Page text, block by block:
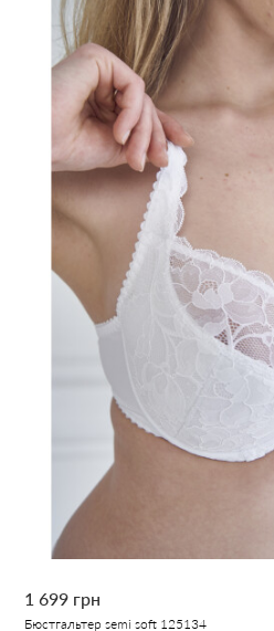
1 699 грн
Бюстгальтер semi soft 125134